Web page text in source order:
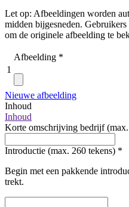
Let op: Afbeeldingen worden
midden bijgesneden.
om de originele afbeelding te
1
Afbeelding *
Nieuwe afbeelding
Inhoud
Inhoud
Korte omschrijving bedrijf
Introductie (max. 260 tekens) *
Begin met een pakkende
trekt.